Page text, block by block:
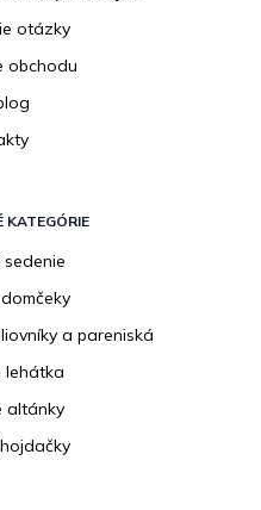
otázky
obchodu
KATEGÓRIE
a pareniská
lehátka
altánky